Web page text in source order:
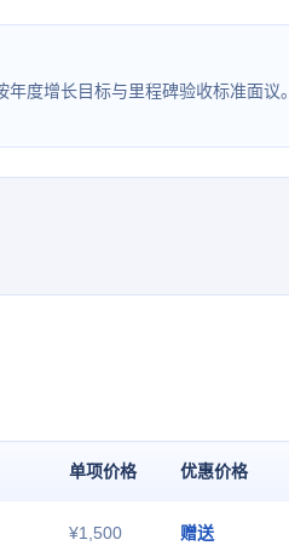
度增长目标与里程碑验收标准面议。
单项价格 优惠价格
¥1,500 赠送